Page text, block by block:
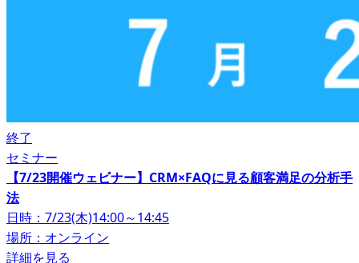
終了
セミナー
【7/23開催ウェビナー】CRM×FAQに見る顧客満足の分析手
法
日時：7/23(木)14:00～14:45
場所：オンライン
詳細を見る